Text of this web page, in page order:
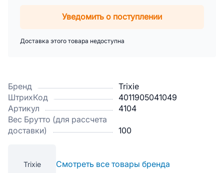
Бренд
Trixie
ШтрихКод
4011905041049
Артикул
4104
Вес Брутто (для рассчета
доставки)
100
Trixie Смотреть все товары бренда
Уведомить о поступлении
Доставка этого товара недоступна